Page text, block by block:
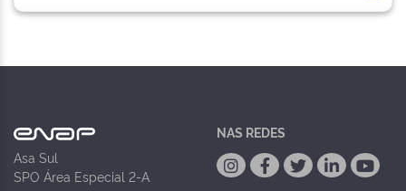
Asa Sul
SPO Área Especial 2-A
NAS REDES